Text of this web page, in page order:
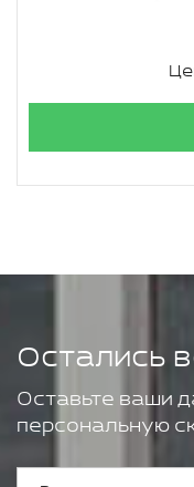
Остались
Оставьте ваши
персональную